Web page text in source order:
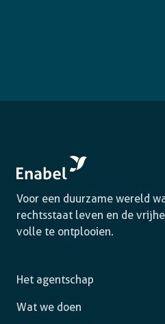
Voor een duurzame wereld
rechtsstaat leven en de
volle te ontplooien.
Het agentschap
Wat we doen